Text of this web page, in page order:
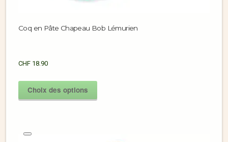
Coq en Pâte Chapeau Bob Lémurien
CHF 18.90
Choix des options